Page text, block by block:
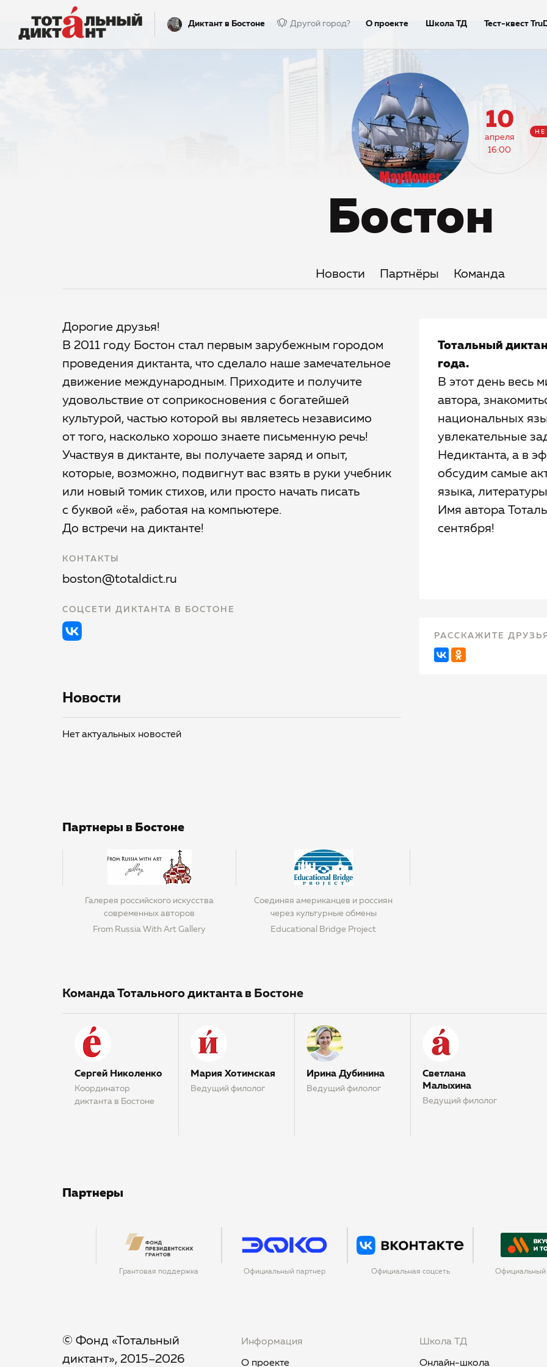
Диктант в Бостоне Другой город? О проекте Школа ТД Тест-квест
Недиктант.Дети Столица Тексты
10
апреля
16:00
Бостон
Новости Партнёры Команда
Тотальный
года.
В этот день весь
автора,
национальных
увлекательные
Недиктанта, а в
обсудим самые
языка,
Имя автора
сентября!
РАССКАЖИТЕ
Дорогие друзья!
В 2011 году Бостон стал первым зарубежным городом
проведения диктанта, что сделало наше замечательное
движение международным. Приходите и получите
удовольствие от соприкосновения с богатейшей
культурой, частью которой вы являетесь независимо
от того, насколько хорошо знаете письменную речь!
Участвуя в диктанте, вы получаете заряд и опыт,
которые, возможно, подвигнут вас взять в руки учебник
или новый томик стихов, или просто начать писать
с буквой «ё», работая на компьютере.
До встречи на диктанте!
КОНТАКТЫ
boston@totaldict.ru
СОЦСЕТИ ДИКТАНТА В БОСТОНЕ
Новости
Нет актуальных новостей
Партнеры в Бостоне
Галерея российского искусства
современных авторов
From Russia With Art Gallery
Соединяя американцев и россиян
через культурные обмены
Educational Bridge Project
Команда Тотального диктанта в Бостоне
Сергей Николенко
Координатор
диктанта в Бостоне
Мария Хотимская
Ведущий филолог
Ирина Дубинина
Ведущий филолог
Светлана
Малыхина
Ведущий филолог
Партнеры
Грантовая поддержка Официальный партнер Официальная соцсеть Официальный
© Фонд «Тотальный
диктант», 2015–2026
Информация
О проекте
Школа ТД
Онлайн-школа